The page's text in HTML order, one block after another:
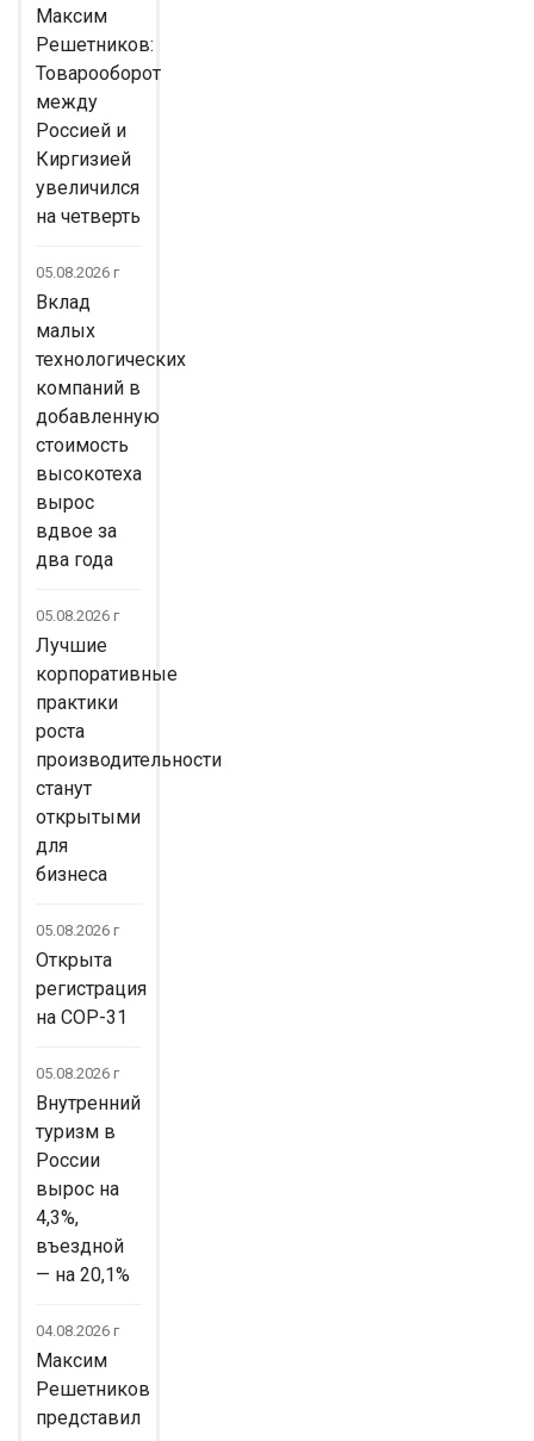
Максим
Решетников:
Товарооборот
между
Россией и
Киргизией
увеличился
на четверть
05.08.2026 г
Вклад
малых
технологических
компаний в
добавленную
стоимость
высокотеха
вырос
вдвое за
два года
05.08.2026 г
Лучшие
корпоративные
практики
роста
производительности
станут
открытыми
для
бизнеса
05.08.2026 г
Открыта
регистрация
на COP-31
05.08.2026 г
Внутренний
туризм в
России
вырос на
4,3%,
въездной
— на 20,1%
04.08.2026 г
Максим
Решетников
представил